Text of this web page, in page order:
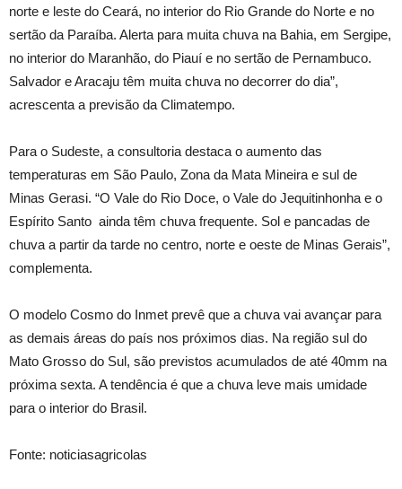
norte e leste do Ceará, no interior do Rio Grande do Norte e no
sertão da Paraíba. Alerta para muita chuva na Bahia, em Sergipe,
no interior do Maranhão, do Piauí e no sertão de Pernambuco.
Salvador e Aracaju têm muita chuva no decorrer do dia”,
acrescenta a previsão da Climatempo.
Para o Sudeste, a consultoria destaca o aumento das
temperaturas em São Paulo, Zona da Mata Mineira e sul de
Minas Gerasi. “O Vale do Rio Doce, o Vale do Jequitinhonha e o
Espírito Santo ainda têm chuva frequente. Sol e pancadas de
chuva a partir da tarde no centro, norte e oeste de Minas Gerais”,
complementa.
O modelo Cosmo do Inmet prevê que a chuva vai avançar para
as demais áreas do país nos próximos dias. Na região sul do
Mato Grosso do Sul, são previstos acumulados de até 40mm na
próxima sexta. A tendência é que a chuva leve mais umidade
para o interior do Brasil.
Fonte: noticiasagricolas